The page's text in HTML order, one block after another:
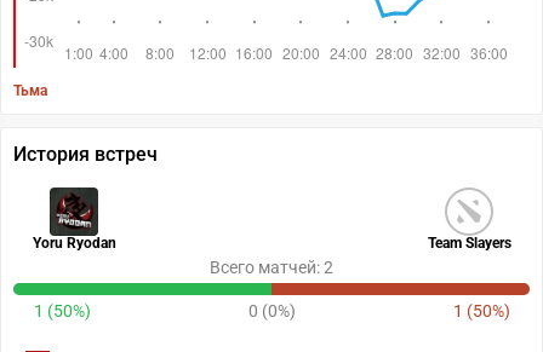
Тьма
История встреч
Yoru Ryodan Team Slayers
Всего матчей: 2
1 (50%) 0 (0%) 1 (50%)